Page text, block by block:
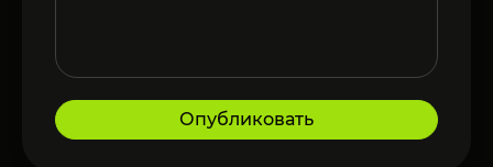
Опубликовать